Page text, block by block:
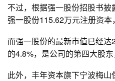
不过，根据强一股份招股书
强一股份115.62万元注册资本
而强一股份的最新市值已经
的4.8%，是公司的第四大股
此外，丰年资本旗下宁波梅